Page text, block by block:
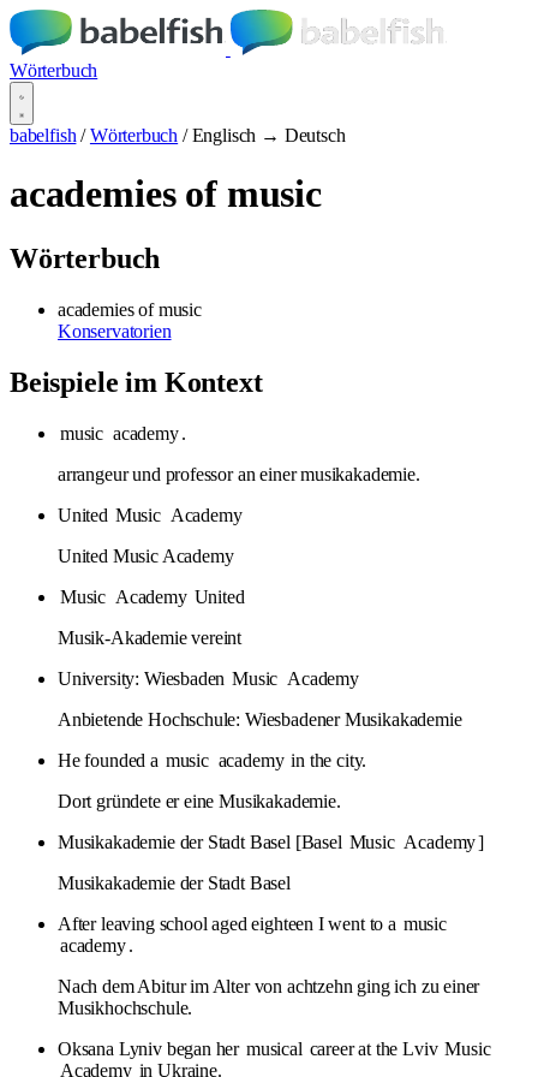
Wörterbuch
babelfish / Wörterbuch / Englisch → Deutsch
academies of music
Wörterbuch
academies of music
Konservatorien
Beispiele im Kontext
music academy.
arrangeur und professor an einer musikakademie.
United Music Academy
United Music Academy
Music Academy United
Musik-Akademie vereint
University: Wiesbaden Music Academy
Anbietende Hochschule: Wiesbadener Musikakademie
He founded a music academy in the city.
Dort gründete er eine Musikakademie.
Musikakademie der Stadt Basel [Basel Music Academy]
Musikakademie der Stadt Basel
After leaving school aged eighteen I went to a music
academy.
Nach dem Abitur im Alter von achtzehn ging ich zu einer
Musikhochschule.
Oksana Lyniv began her musical career at the Lviv Music
Academy in Ukraine.